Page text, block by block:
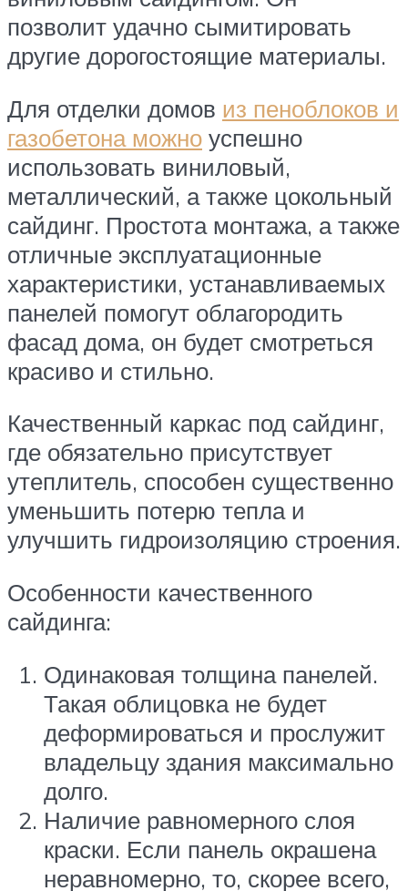
позволит удачно сымитировать
другие дорогостоящие материалы.
Для отделки домов из пеноблоков и
газобетона можно успешно
использовать виниловый,
металлический, а также цокольный
сайдинг. Простота монтажа, а также
отличные эксплуатационные
характеристики, устанавливаемых
панелей помогут облагородить
фасад дома, он будет смотреться
красиво и стильно.
Качественный каркас под сайдинг,
где обязательно присутствует
утеплитель, способен существенно
уменьшить потерю тепла и
улучшить гидроизоляцию строения.
Особенности качественного
сайдинга:
Одинаковая толщина панелей.
Такая облицовка не будет
деформироваться и прослужит
владельцу здания максимально
долго.
Наличие равномерного слоя
краски. Если панель окрашена
неравномерно, то, скорее всего,